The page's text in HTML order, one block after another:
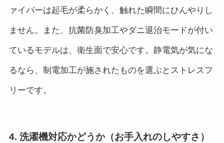
ァイバーは起毛が柔らかく、触れた瞬間にひんやりし
ません。また、抗菌防臭加工やダニ退治モードが付い
ているモデルは、衛生面で安心です。静電気が気にな
るなら、制電加工が施されたものを選ぶとストレスフ
リーです。
4. 洗濯機対応かどうか（お手入れのしやすさ）